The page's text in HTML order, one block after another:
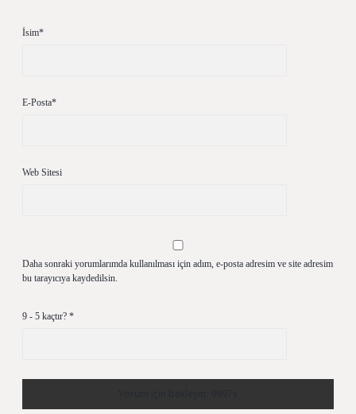
İsim*
E-Posta*
Web Sitesi
Daha sonraki yorumlarımda kullanılması için adım, e-posta adresim ve site adresim
bu tarayıcıya kaydedilsin.
9 - 5 kaçtır? *